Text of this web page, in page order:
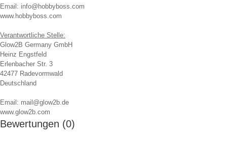
Email: info@hobbyboss.com
www.hobbyboss.com
Verantwortliche Stelle:
Glow2B Germany GmbH
Heinz Engstfeld
Erlenbacher Str. 3
42477 Radevormwald
Deutschland
Email: mail@glow2b.de
www.glow2b.com
Bewertungen (0)